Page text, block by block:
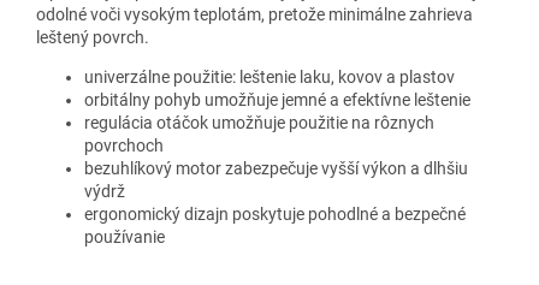
odolné voči vysokým teplotám, pretože minimálne zahrieva
leštený povrch.
univerzálne použitie: leštenie laku, kovov a plastov
orbitálny pohyb umožňuje jemné a efektívne leštenie
regulácia otáčok umožňuje použitie na rôznych
povrchoch
bezuhlíkový motor zabezpečuje vyšší výkon a dlhšiu
výdrž
ergonomický dizajn poskytuje pohodlné a bezpečné
používanie